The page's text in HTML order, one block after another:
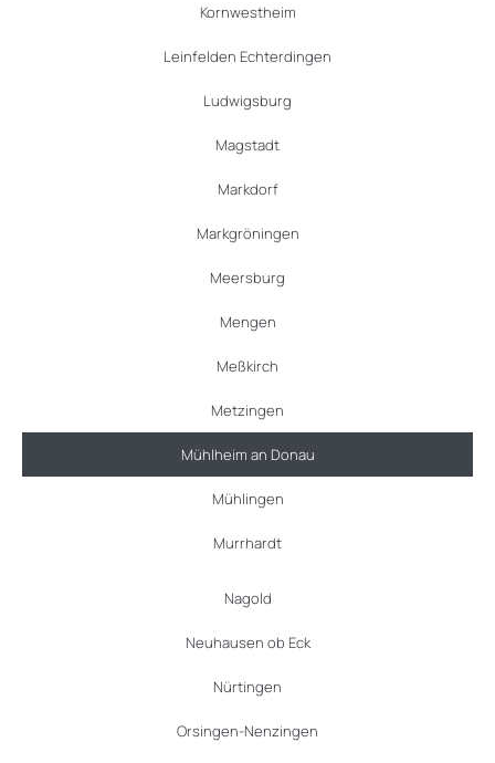
Kornwestheim
Leinfelden Echterdingen
Ludwigsburg
Magstadt
Markdorf
Markgröningen
Meersburg
Mengen
Meßkirch
Metzingen
Mühlheim an Donau
Mühlingen
Murrhardt
Nagold
Neuhausen ob Eck
Nürtingen
Orsingen-Nenzingen